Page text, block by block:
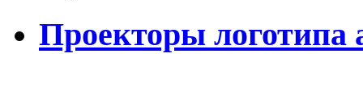
Проекторы логотипа